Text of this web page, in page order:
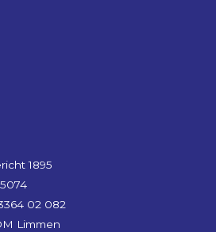
1895
02 082
Limmen